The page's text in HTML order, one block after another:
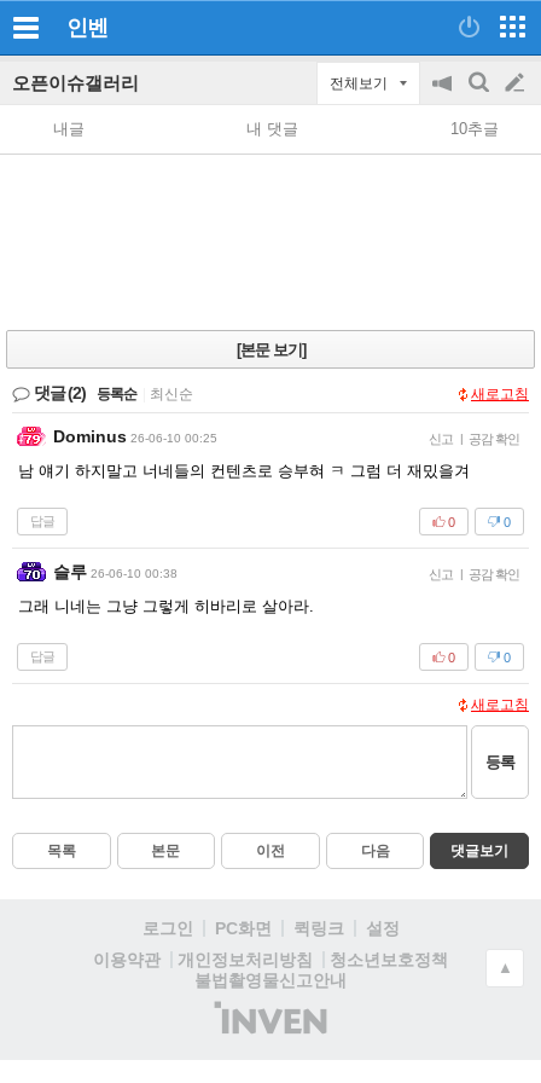
인벤
오픈이슈갤러리 전체보기
공
지
on/off
검
색
글
쓰
내글 내 댓글 10추글
[본문 보기]
댓글(2) 등록순 최신순 새로고침
Dominus 26-06-10 00:25 신고 | 공감 확인
남 얘기 하지말고 너네들의 컨텐츠로 승부혀 ㅋ 그럼 더 재밌을겨
답글 0
0
슬루 26-06-10 00:38 신고 | 공감 확인
그래 니네는 그냥 그렇게 히바리로 살아라.
답글 0
0
새로고침
등록
목록 본문 이전 다음 댓글보기
로그인 PC화면 퀵링크
설정
이용약관
개인정보처리방침
청소년보호정책
불법촬영물신고안내
(주)
인
▲